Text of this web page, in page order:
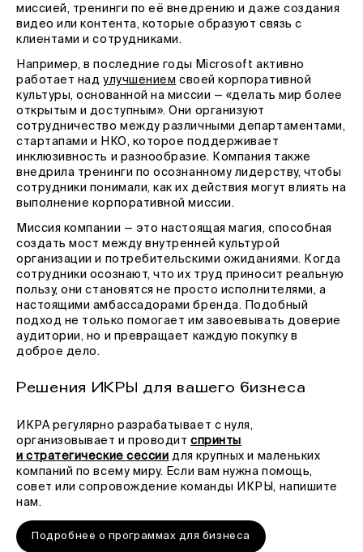
миссией, тренинги по её внедрению и даже создания
видео или контента, которые образуют связь с
клиентами и сотрудниками.
Например, в последние годы Microsoft активно
работает надулучшением своей корпоративной
культуры, основанной на миссии — «делать мир более
открытым и доступным». Они организуют
сотрудничество между различными департаментами,
стартапами и НКО, которое поддерживает
инклюзивность и разнообразие. Компания также
внедрила тренинги по осознанному лидерству, чтобы
сотрудники понимали, как их действия могут влиять на
выполнение корпоративной миссии.
Миссия компании — это настоящая магия, способная
создать мост между внутренней культурой
организации и потребительскими ожиданиями. Когда
сотрудники осознают, что их труд приносит реальную
пользу, они становятся не просто исполнителями, а
настоящими амбассадорами бренда. Подобный
подход не только помогает им завоевывать доверие
аудитории, но и превращает каждую покупку в
доброе дело.
Решения ИКРЫ для вашего бизнеса
ИКРА регулярно разрабатывает с нуля,
организовывает и проводитспринты
и стратегические сессии для крупных и маленьких
компаний по всему миру. Если вам нужна помощь,
совет или сопровождение команды ИКРЫ, напишите
нам.
Подробнее о программах для бизнеса